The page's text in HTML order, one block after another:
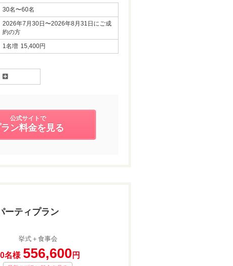
30名〜60名
2026年7月30日〜2026年8月31日にご成
約の方
1名増 15,400円
公式サイトで
ン料金を見る
ーティプラン
挙式＋食事会
名様 556,600 円